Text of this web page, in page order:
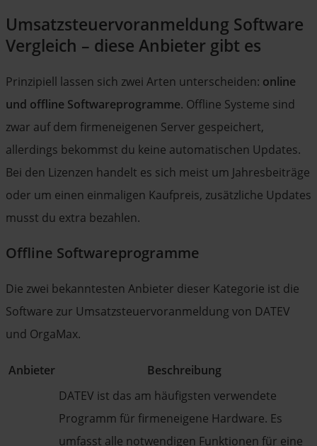
Umsatzsteuervoranmeldung Software
Vergleich – diese Anbieter gibt es
Prinzipiell lassen sich zwei Arten unterscheiden: online
und offline Softwareprogramme. Offline Systeme sind
zwar auf dem firmeneigenen Server gespeichert,
allerdings bekommst du keine automatischen Updates.
Bei den Lizenzen handelt es sich meist um Jahresbeiträge
oder um einen einmaligen Kaufpreis, zusätzliche Updates
musst du extra bezahlen.
Offline Softwareprogramme
Die zwei bekanntesten Anbieter dieser Kategorie ist die
Software zur Umsatzsteuervoranmeldung von DATEV
und OrgaMax.
Anbieter
Beschreibung
DATEV ist das am häufigsten verwendete
Programm für firmeneigene Hardware. Es
umfasst alle notwendigen Funktionen für eine